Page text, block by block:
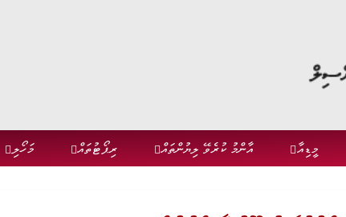
މީޑިއާ އާންމު ކުރެވޭ ލިޔުންތައް ރިޕޯޓުތައް މަހޯލި